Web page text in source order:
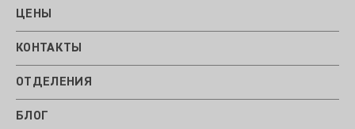
ЦЕНЫ
КОНТАКТЫ
ОТДЕЛЕНИЯ
БЛОГ